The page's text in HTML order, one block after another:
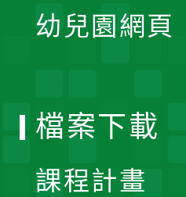
幼兒園網頁
檔案下載
課程計畫